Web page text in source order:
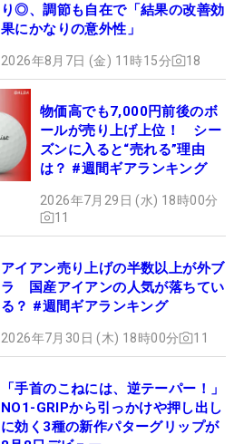
り◎、調節も自在で「結果の改善効
果にかなりの意外性」
2026年8月7日 (金) 11時15分 18
物価高でも7,000円前後のボ
ールが売り上げ上位！ シー
ズンに入ると“売れる”理由
は？ #週間ギアランキング
2026年7月29日 (水) 18時00分
11
アイアン売り上げの半数以上が外ブ
ラ 国産アイアンの人気が落ちてい
る？ #週間ギアランキング
2026年7月30日 (木) 18時00分 11
「手首のこねには、逆テーパー！」
NO1-GRIPから引っかけや押し出し
に効く3種の新作パターグリップが